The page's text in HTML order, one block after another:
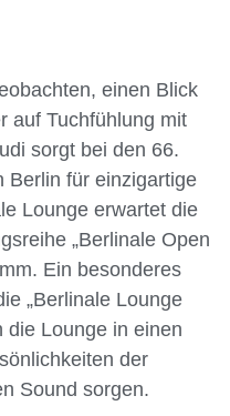
einen Blick
auf Tuchfühlung mit
sorgt bei den 66.
Berlin für einzigartige
Lounge erwartet die
„Berlinale Open
Ein besonderes
„Berlinale Lounge
die Lounge in einen
der
Sound sorgen.